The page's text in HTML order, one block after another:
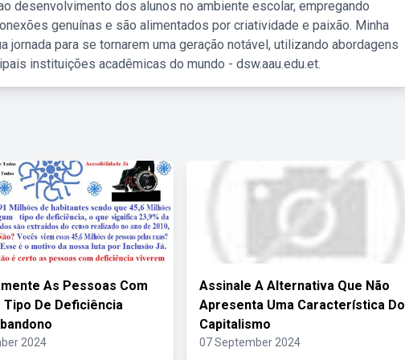
desenvolvimento dos alunos no ambiente escolar, empregando
genuínas e são alimentados por criatividade e paixão. Minha
para se tornarem uma geração notável, utilizando abordagens
instituições acadêmicas do mundo - dsw.aau.edu.et.
As Pessoas Com
Tipo De Deficiência
2024
Assinale A Alternativa Que Não
Apresenta Uma Característica Do
Capitalismo
07 September 2024